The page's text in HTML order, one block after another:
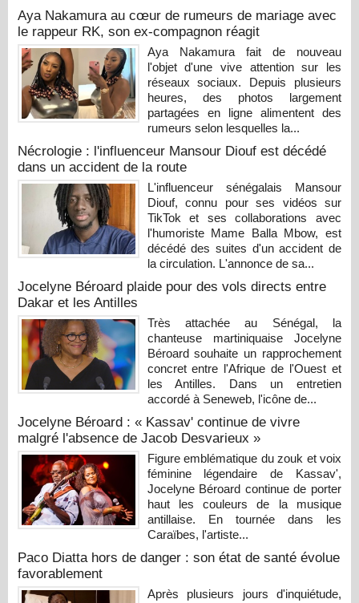
Aya Nakamura au cœur de rumeurs de mariage avec
le rappeur RK, son ex-compagnon réagit
Aya Nakamura fait de nouveau
l'objet d'une vive attention sur les
réseaux sociaux. Depuis plusieurs
heures, des photos largement
partagées en ligne alimentent des
rumeurs selon lesquelles la...
Nécrologie : l'influenceur Mansour Diouf est décédé
dans un accident de la route
L'influenceur sénégalais Mansour
Diouf, connu pour ses vidéos sur
TikTok et ses collaborations avec
l'humoriste Mame Balla Mbow, est
décédé des suites d'un accident de
la circulation. L'annonce de sa...
Jocelyne Béroard plaide pour des vols directs entre
Dakar et les Antilles
Très attachée au Sénégal, la
chanteuse martiniquaise Jocelyne
Béroard souhaite un rapprochement
concret entre l'Afrique de l'Ouest et
les Antilles. Dans un entretien
accordé à Seneweb, l'icône de...
Jocelyne Béroard : « Kassav' continue de vivre
malgré l'absence de Jacob Desvarieux »
Figure emblématique du zouk et voix
féminine légendaire de Kassav',
Jocelyne Béroard continue de porter
haut les couleurs de la musique
antillaise. En tournée dans les
Caraïbes, l'artiste...
Paco Diatta hors de danger : son état de santé évolue
favorablement
Après plusieurs jours d'inquiétude,